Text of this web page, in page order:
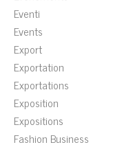
Eventi
Events
Export
Exportation
Exportations
Exposition
Expositions
Fashion Business